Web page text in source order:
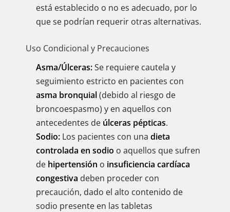
está establecido o no es adecuado, por lo
que se podrían requerir otras alternativas.
Uso Condicional y Precauciones
Asma/Úlceras:Se requiere cautela y
seguimiento estricto en pacientes con
asma bronquial(debido al riesgo de
broncoespasmo) y en aquellos con
antecedentes de úlceras pépticas.
Sodio: Los pacientes con una dieta
controlada en sodio o aquellos que sufren
de hipertensión o insuficiencia cardíaca
congestiva deben proceder con
precaución, dado el alto contenido de
sodio presente en las tabletas